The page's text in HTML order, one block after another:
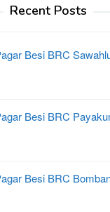
Recent Posts
Besi BRC
Besi BRC
Besi BRC